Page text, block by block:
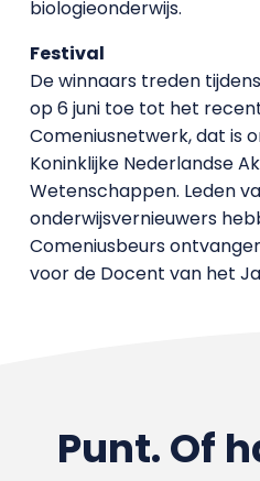
biologieonderwijs.
Festival
De winnaars treden
op 6 juni toe tot het
Comeniusnetwerk, dat is
Koninklijke Nederlandse
Wetenschappen. Leden
onderwijsvernieuwers
Comeniusbeurs
voor de Docent van het
Punt. Of